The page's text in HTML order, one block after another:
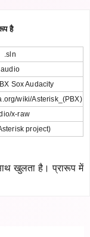
है
.sln
audio
Sox Audacity
wiki/Asterisk_(PBX)
x-raw
project)
खुलता है। प्रारूप में